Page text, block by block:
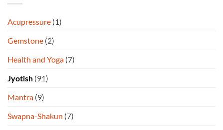
Acupressure (1)
Gemstone (2)
Health and Yoga (7)
Jyotish (91)
Mantra (9)
Swapna-Shakun (7)